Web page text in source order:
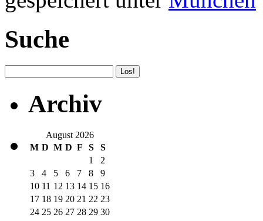
Suche
Archiv
August 2026
M D M D F S
S
1
2
3
4 5 6 7 8
9
10 11 12 13 14 15 16
17 18 19 20 21 22 23
24 25 26 27 28 29 30